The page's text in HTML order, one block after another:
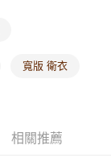
寬版 衛衣
相關推薦